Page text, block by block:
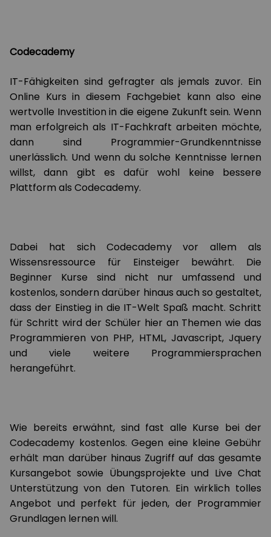
Codecademy
IT-Fähigkeiten sind gefragter als jemals zuvor. Ein
Online Kurs in diesem Fachgebiet kann also eine
wertvolle Investition in die eigene Zukunft sein. Wenn
man erfolgreich als IT-Fachkraft arbeiten möchte,
dann sind Programmier-Grundkenntnisse
unerlässlich. Und wenn du solche Kenntnisse lernen
willst, dann gibt es dafür wohl keine bessere
Plattform als Codecademy.
Dabei hat sich Codecademy vor allem als
Wissensressource für Einsteiger bewährt. Die
Beginner Kurse sind nicht nur umfassend und
kostenlos, sondern darüber hinaus auch so gestaltet,
dass der Einstieg in die IT-Welt Spaß macht. Schritt
für Schritt wird der Schüler hier an Themen wie das
Programmieren von PHP, HTML, Javascript, Jquery
und viele weitere Programmiersprachen
herangeführt.
Wie bereits erwähnt, sind fast alle Kurse bei der
Codecademy kostenlos. Gegen eine kleine Gebühr
erhält man darüber hinaus Zugriff auf das gesamte
Kursangebot sowie Übungsprojekte und Live Chat
Unterstützung von den Tutoren. Ein wirklich tolles
Angebot und perfekt für jeden, der Programmier
Grundlagen lernen will.